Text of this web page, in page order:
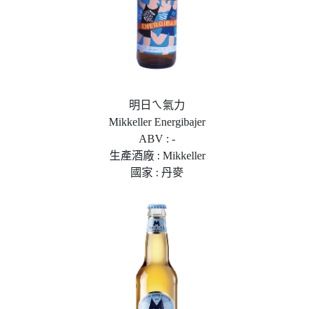
明日ㄟ氣力
Mikkeller Energibajer
ABV : -
生產酒廠 : Mikkeller
國家 : 丹麥